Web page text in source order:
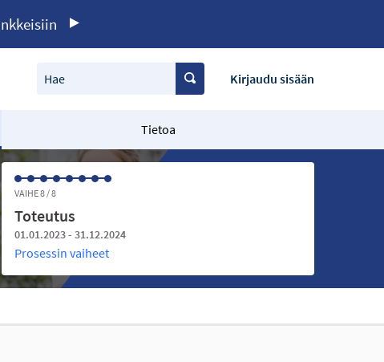
Hae Kirjaudu sisään
Tietoa
VAIHE 8 / 8
Toteutus
01.01.2023 - 31.12.2024
Prosessin vaiheet